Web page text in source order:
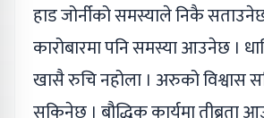
हाड जोर्नीको समस्याले निकै
कारोबारमा पनि समस्या आउनेछ ।
खासै रुचि नहोला । अरुको विश्वास